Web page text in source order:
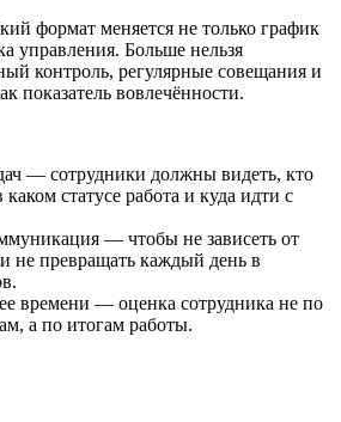
формат меняется не только график
управления. Больше нельзя
контроль, регулярные совещания и
показатель вовлечённости.
— сотрудники должны видеть, кто
каком статусе работа и куда идти с
— чтобы не зависеть от
не превращать каждый день в
времени — оценка сотрудника не по
а по итогам работы.